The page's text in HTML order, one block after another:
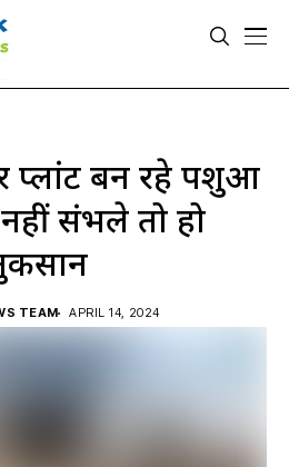
प्लांट बन रहे पशुओं
संभले तो हो
TEAM APRIL 14, 2024